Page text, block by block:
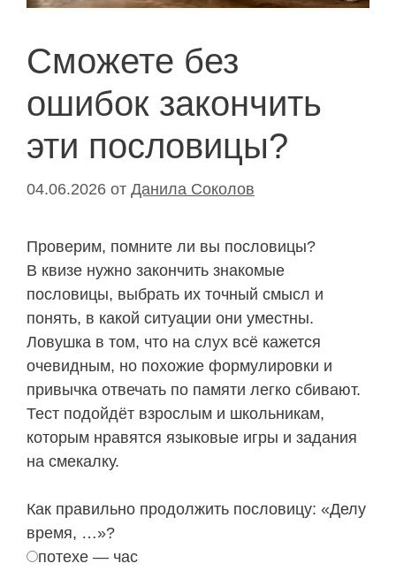
Сможете без
ошибок закончить
эти пословицы?
04.06.2026 от Данила Соколов
Проверим, помните ли вы пословицы?
В квизе нужно закончить знакомые
пословицы, выбрать их точный смысл и
понять, в какой ситуации они уместны.
Ловушка в том, что на слух всё кажется
очевидным, но похожие формулировки и
привычка отвечать по памяти легко сбивают.
Тест подойдёт взрослым и школьникам,
которым нравятся языковые игры и задания
на смекалку.
Как правильно продолжить пословицу: «Делу
время, …»?
потехе — час